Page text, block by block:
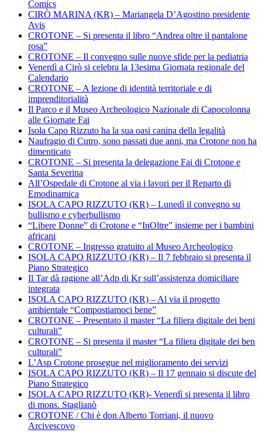
Comics
CIRÒ MARINA (KR) – Mariangela D’Agostino presidente
Avis
CROTONE – Si presenta il libro “Andrea oltre il pantalone
rosa”
CROTONE – Il convegno sulle nuove sfide per la pediatria
Venerdì a Cirò si celebra la 13esima Giornata regionale del
Calendario
CROTONE – A lezione di identità territoriale e di
imprenditorialità
Il Parco e il Museo Archeologico Nazionale di Capocolonna
alle Giornate Fai
Isola Capo Rizzuto ha la sua oasi canina della legalità
Naufragio di Cutro, sono passati due anni, ma Crotone non ha
dimenticato
CROTONE – Si presenta la delegazione Fai di Crotone e
Santa Severina
All’Ospedale di Crotone al via i lavori per il Reparto di
Emodinamica
ISOLA CAPO RIZZUTO (KR) – Lunedì il convegno su
bullismo e cyberbullismo
“Libere Donne” di Crotone e “InOltre” insieme per i bambini
africani
CROTONE – Ingresso gratuito al Museo Archeologico
ISOLA CAPO RIZZUTO (KR) – Il 7 febbraio si presenta il
Piano Strategico
Il Tar dà ragione all’Adp di Kr sull’assistenza domiciliare
integrata
ISOLA CAPO RIZZUTO (KR) – Al via il progetto
ambientale “Compostiamoci bene”
CROTONE – Presentato il master “La filiera digitale dei beni
culturali”
CROTONE – Si presenta il master “La filiera digitale dei ben
culturali”
L’Asp Crotone prosegue nel miglioramento dei servizi
ISOLA CAPO RIZZUTO (KR) – Il 17 gennaio si discute del
Piano Strategico
ISOLA CAPO RIZZUTO (KR)- Venerdì si presenta il libro
di mons. Staglianò
CROTONE / Chi è don Alberto Torriani, il nuovo
Arcivescovo